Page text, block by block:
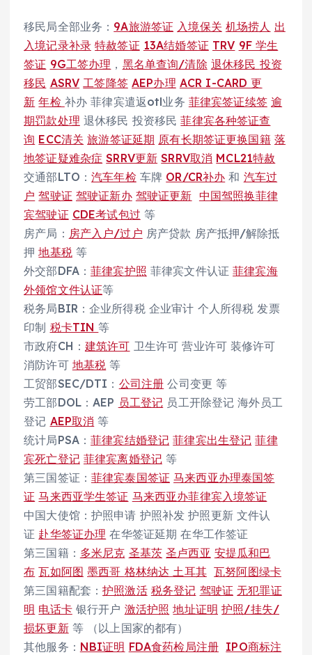
移民局全部业务： 9A旅游签证 入境保关 机场捞人 出
入境记录补录 特赦签证 13A结婚签证 TRV 9F 学生
签证 9G工签办理 ， 黑名单查询/清除 退休移民 投资
移民 ASRV 工签降签 AEP办理 ACR I-CARD 更
新 年检 补办 菲律宾遣返otl业务 菲律宾签证续签 逾
期罚款处理 退休移民 投资移民菲律宾各种签证查
询 ECC清关 旅游签证延期 原有长期签证更换国籍 落
地签证疑难杂症 SRRV更新 SRRV取消 MCL21特赦
交通部LTO：汽车年检 车牌 OR/CR补办 和 汽车过
户 驾驶证 驾驶证新办 驾驶证更新 中国驾照换菲律
宾驾驶证 CDE考试包过 等
房产局： 房产入户/过户 房产贷款 房产抵押/解除抵
押地基税等
外交部DFA：菲律宾护照 菲律宾文件认证菲律宾海
外领馆文件认证等
税务局BIR：企业所得税 企业审计 个人所得税 发票
印制 税卡TIN 等
市政府CH： 建筑许可 卫生许可 营业许可 装修许可
消防许可 地基税 等
工贸部SEC/DTI： 公司注册 公司变更 等
劳工部DOL：AEP 员工登记 员工开除登记 海外员工
登记 AEP取消 等
统计局PSA：菲律宾结婚登记 菲律宾出生登记 菲律
宾死亡登记 菲律宾离婚登记等
第三国签证： 菲律宾泰国签证 马来西亚办理泰国签
证 马来西亚学生签证 马来西亚办菲律宾入境签证
中国大使馆：护照申请 护照补发 护照更新 文件认
证 赴华签证办理 在华签证延期 在华工作签证
第三国籍： 多米尼克 圣基茨 圣卢西亚 安提瓜和巴
布 瓦如阿图 墨西哥 格林纳达土耳其 瓦努阿图绿卡
第三国籍配套：护照激活 税务登记 驾驶证 无犯罪证
明 电话卡银行开户 激活护照 地址证明 护照/挂失/
损坏更新等 （以上国家的都有）
其他服务： NBI证明 FDA食药检局注册 IPO商标注